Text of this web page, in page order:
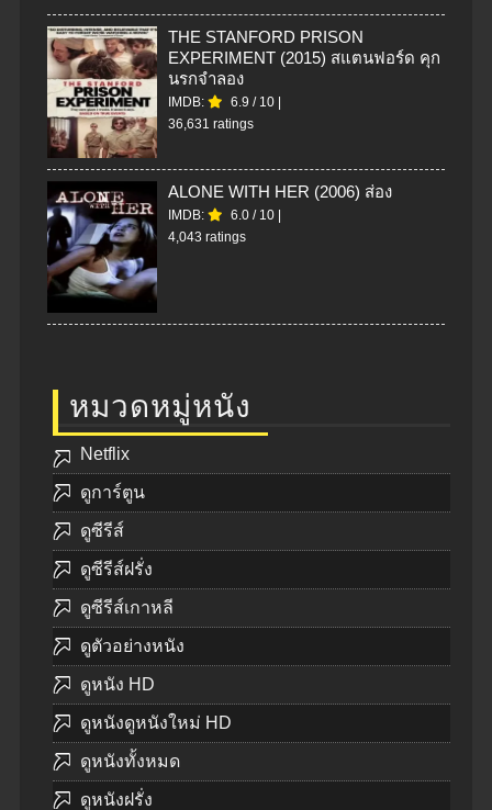
THE STANFORD PRISON
EXPERIMENT (2015) สแตนฟอร์ด คุก
นรกจำลอง
IMDB: 6.9 / 10 |
36,631 ratings
ALONE WITH HER (2006) ส่อง
IMDB: 6.0 / 10 |
4,043 ratings
หมวดหมู่หนัง
Netflix
ดูการ์ตูน
ดูซีรีส์
ดูซีรีส์ฝรั่ง
ดูซีรีส์เกาหลี
ดูตัวอย่างหนัง
ดูหนัง HD
ดูหนังดูหนังใหม่ HD
ดูหนังทั้งหมด
ดูหนังฝรั่ง